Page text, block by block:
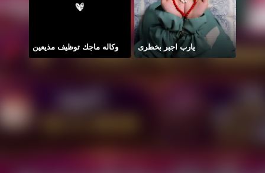
وكاله ماجك توظيف مذيعين يارب اجبر بخطرى